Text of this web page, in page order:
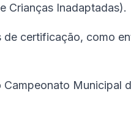
Crianças Inadaptadas).
certificação, como
Municipal